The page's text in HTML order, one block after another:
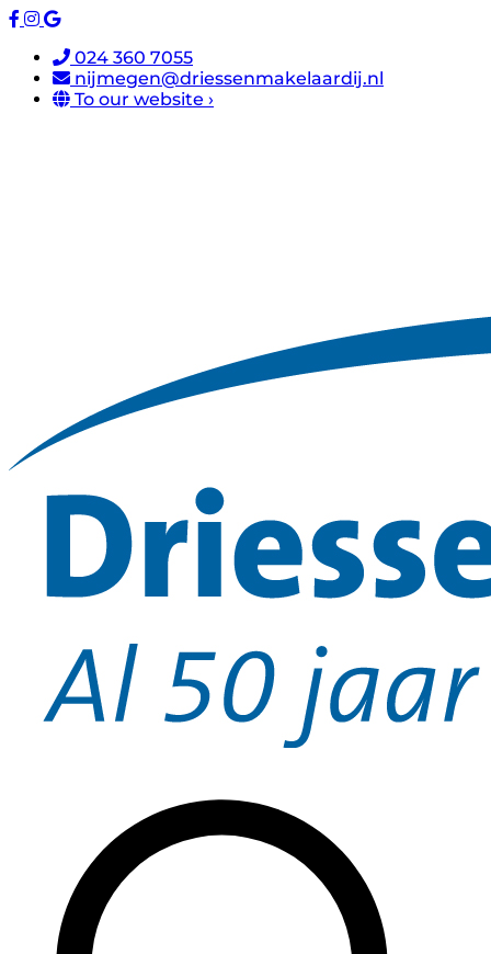
024 360 7055
nijmegen@driessenmakelaardij.nl
To our website ›